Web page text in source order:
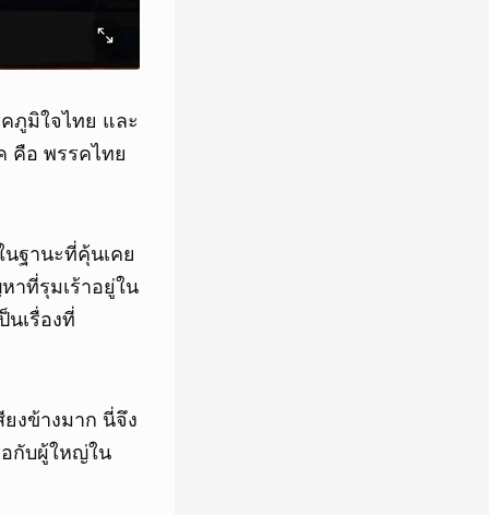
ภูมิใจไทย และ
คือ พรรคไทย
ฐานะที่คุ้นเคย
าที่รุมเร้าอยู่ใน
เรื่องที่
งข้างมาก นี่จึง
อกับผู้ใหญ่ใน